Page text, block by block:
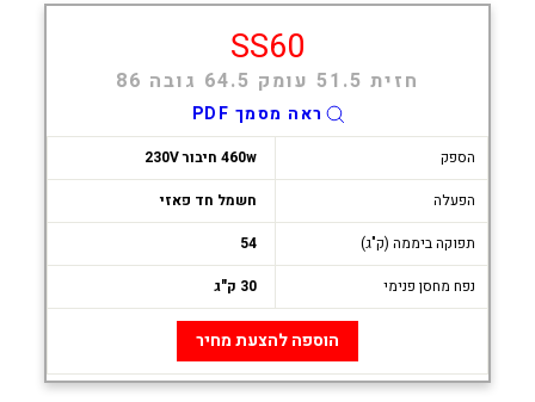
SS60
חזית 51.5 עומק 64.5 גובה 86
ראה מסמך PDF
הספק
460w חיבור 230V
הפעלה
חשמל חד פאזי
תפוקה ביממה (ק"ג)
54
נפח מחסן פנימי
30 ק"ג
הוספה להצעת מחיר